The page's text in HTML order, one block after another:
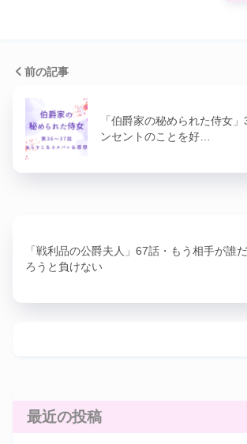
前の記事
「伯爵家の秘められた侍女
ンセントのことを好…
「戦利品の公爵夫人」67話・もう相手が誰だ
ろうと負けない
最近の投稿